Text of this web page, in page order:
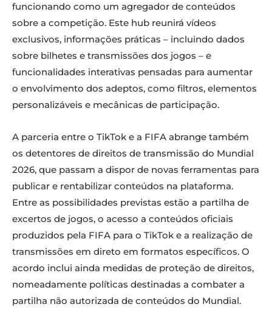
funcionando como um agregador de conteúdos
sobre a competição. Este hub reunirá vídeos
exclusivos, informações práticas – incluindo dados
sobre bilhetes e transmissões dos jogos – e
funcionalidades interativas pensadas para aumentar
o envolvimento dos adeptos, como filtros, elementos
personalizáveis e mecânicas de participação.
A parceria entre o TikTok e a FIFA abrange também
os detentores de direitos de transmissão do Mundial
2026, que passam a dispor de novas ferramentas para
publicar e rentabilizar conteúdos na plataforma.
Entre as possibilidades previstas estão a partilha de
excertos de jogos, o acesso a conteúdos oficiais
produzidos pela FIFA para o TikTok e a realização de
transmissões em direto em formatos específicos. O
acordo inclui ainda medidas de proteção de direitos,
nomeadamente políticas destinadas a combater a
partilha não autorizada de conteúdos do Mundial.